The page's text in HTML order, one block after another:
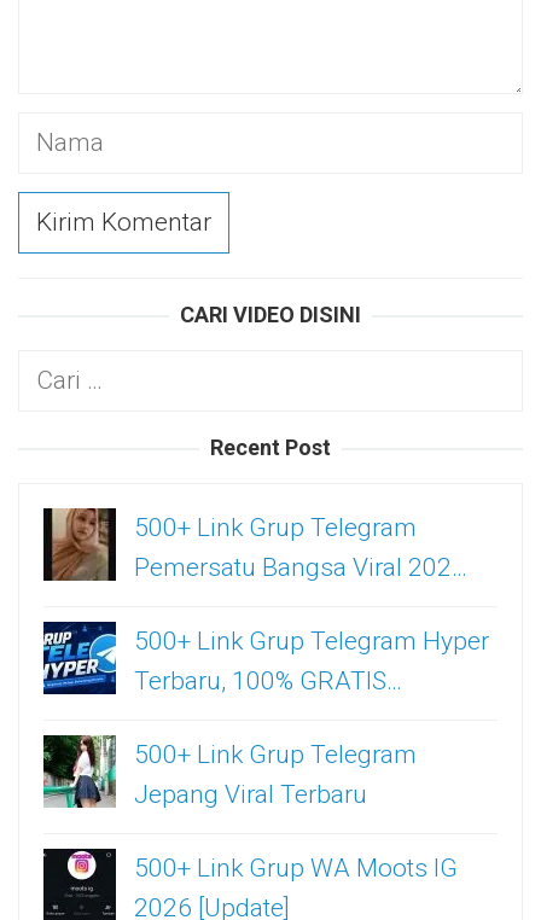
CARI VIDEO DISINI
Cari
Recent Post
500+ Link Grup Telegram
Pemersatu Bangsa Viral 202…
500+ Link Grup Telegram Hyper
Terbaru, 100% GRATIS…
500+ Link Grup Telegram
Jepang Viral Terbaru
500+ Link Grup WA Moots IG
2026 [Update]